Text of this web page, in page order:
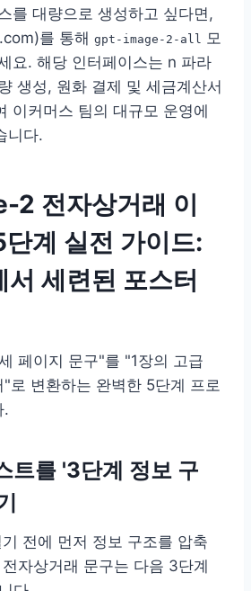
를 대량으로 생성하고 싶다면,
를 통해 gpt-image-2-all 모
요. 해당 인터페이스는 n 파라
생성, 원화 결제 및 세금계산서
이커머스 팀의 대규모 운영에
니다.
전자상거래 이
계 실전 가이드:
서 세련된 포스터
페이지 문구"를 "1장의 고급
로 변환하는 완벽한 5단계 프로
.
트를 '3단계 정보 구
전에 먼저 정보 구조를 압축
자상거래 문구는 다음 3단계